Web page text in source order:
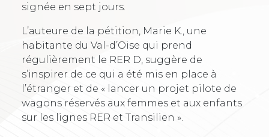
signée en sept jours.
L’auteure de la pétition, Marie K., une
habitante du Val-d’Oise qui prend
régulièrement le RER D, suggère de
s’inspirer de ce qui a été mis en place à
l’étranger et de « lancer un projet pilote de
wagons réservés aux femmes et aux enfants
sur les lignes RER et Transilien ».